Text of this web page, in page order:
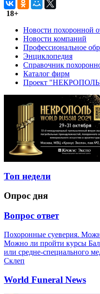
18+
Новости похоронной
Новости компаний
Профессиональное
Энциклопедия
Справочник
Каталог фирм
Проект
Топ недели
Опрос дня
Вопрос ответ
Похоронные суеверия.
Можно ли пройти курсы
или средне-специального
Склеп
World Funeral News